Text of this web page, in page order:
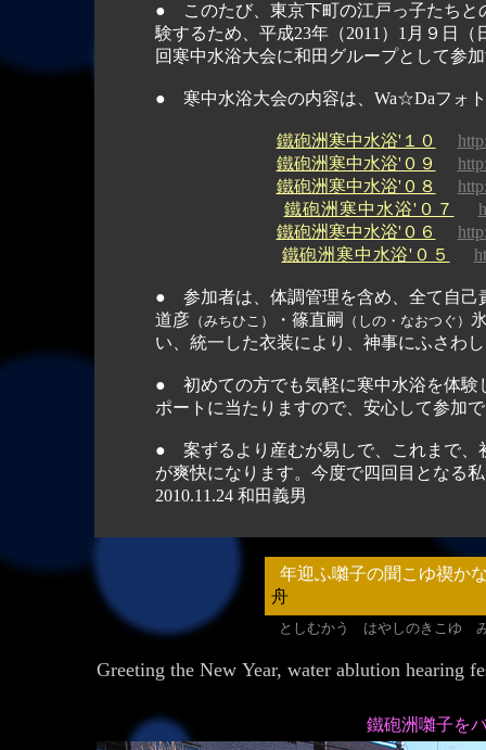
● このたび、東京下町の江戸っ子たちと
験するため、平成23年（2011）1月９日
回寒中水浴大会に和田グループとして参
● 寒中水浴大会の内容は、Wa☆Daフォ
鐵砲洲寒中水浴'１０
鐵砲洲寒中水浴'０９
鐵砲洲寒中水浴'０８
鐵砲洲寒中水浴'０７
鐵砲洲寒中水浴'０６
鐵砲洲寒中水浴'０５
● 参加者は、体調管理を含め、全て自己
道彦（みちひこ） ・篠直嗣 （しの・なおつぐ）
い、統一した衣装により、神事にふさわ
● 初めての方でも気軽に寒中水浴を体験
ポートに当たりますので、安心して参加
● 案ずるより産むが易しで、これまで、
が爽快になります。今度で四回目となる
2010.11.24 和田義男
年迎ふ囃子の聞こゆ禊か
舟
としむかう はやしのきこゆ
Greeting the New Year, water ablution hearing
鐵砲洲囃子を